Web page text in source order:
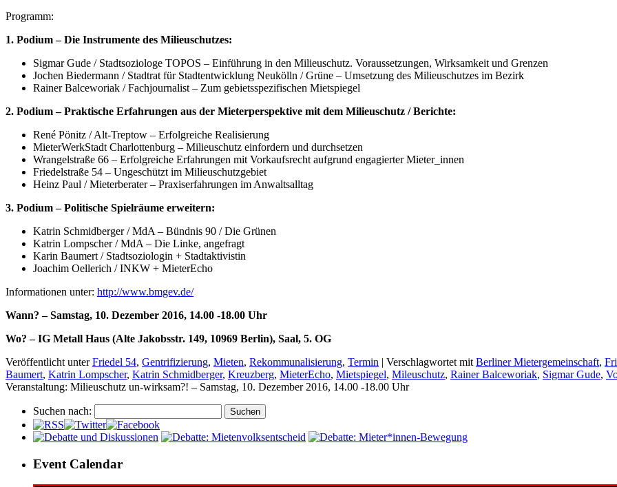
Programm:
1. Podium – Die Instrumente des Milieuschutzes:
Sigmar Gude / Stadtsoziologe TOPOS – Einführung in den Milieuschutz. Voraussetzungen, Wirksamkeit und Grenzen
Jochen Biedermann / Stadtrat für Stadtentwicklung Neukölln / Grüne – Umsetzung des Milieuschutzes im Bezirk
Rainer Balceworiak / Fachjournalist – Zum gebietsspezifischen Mietspiegel
2. Podium – Praktische Erfahrungen aus der Mieterperspektive mit dem Milieuschutz / Berichte:
René Pönitz / Alt-Treptow – Erfolgreiche Realisierung
MieterWerkStadt Charlottenburg – Milieuschutz einfordern und durchsetzen
Wrangelstraße 66 – Erfolgreiche Erfahrungen mit Vorkaufsrecht aufgrund engagierter Mieter_innen
Friedelstraße 54 – Ungeschützt im Milieuschutzgebiet
Heinz Paul / Mieterberater – Praxiserfahrungen im Anwaltsalltag
3. Podium – Politische Spielräume erweitern:
Katrin Schmidberger / MdA – Bündnis 90 / Die Grünen
Katrin Lompscher / MdA – Die Linke, angefragt
Karin Baumert / Stadtsoziologin + Stadtaktivistin
Joachim Oellerich / INKW + MieterEcho
Informationen unter: http://www.bmgev.de/
Wann? – Samstag, 10. Dezember 2016, 14.00 -18.00 Uhr
Wo? – IG Metall Haus (Alte Jakobsstr. 149, 10969 Berlin), Saal, 5. OG
Veröffentlicht unter Friedel 54, Gentrifizierung, Mieten, Rekommunalisierung, Termin | Verschlagwortet mit Berliner Mietergemeinschaft,
Baumert, Katrin Lompscher, Katrin Schmidberger, Kreuzberg, MieterEcho, Mietspiegel, Mileuschutz, Rainer Balceworiak, Sigmar Gude,
Veranstaltung: Milieuschutz un-wirksam?! – Samstag, 10. Dezember 2016, 14.00 -18.00 Uhr
Suchen nach:
Event Calendar